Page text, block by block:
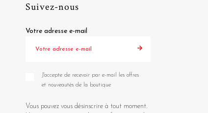
Suivez-nous
Votre adresse e-mail
J'accepte de recevoir par e-mail les offres
et nouveautés de la boutique
Vous pouvez vous désinscrire à tout moment.